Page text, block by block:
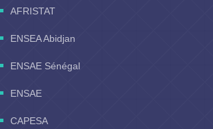
AFRISTAT
ENSEA Abidjan
ENSAE Sénégal
ENSAE
CAPESA